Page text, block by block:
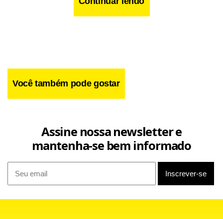
Além dos atendimentos psicológicos e jurídicos, a Casa da
Igualdade Racial também vem sendo usada para reuniões e
ações de núcleos e grupos locais voltados à questão
Você também pode gostar
Assine nossa newsletter e
mantenha-se bem informado